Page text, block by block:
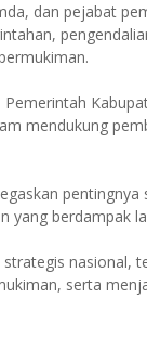
dan pejabat
mendukung
yang berdampak
nasional,
serta